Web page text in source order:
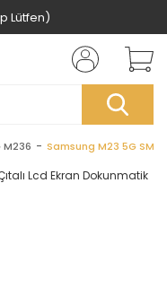
Lütfen)
M236 Samsung M23 5G SM-